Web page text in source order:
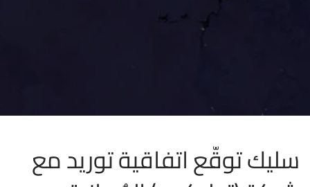
سليك توقّع اتفاقية توريد مع